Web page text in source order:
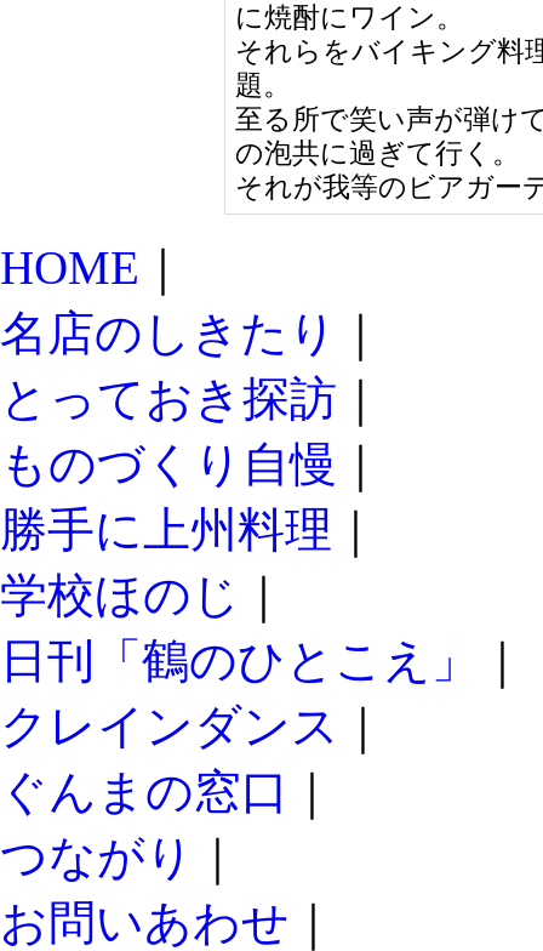
に焼酎にワイン。
それらをバイキング料
題。
至る所で笑い声が弾け
の泡共に過ぎて行く。
それが我等のビアガー
HOME
名店のしきたり
とっておき探訪
ものづくり自慢
勝手に上州料理
学校ほのじ
日刊「鶴のひとこえ」
クレインダンス
ぐんまの窓口
つながり
お問いあわせ